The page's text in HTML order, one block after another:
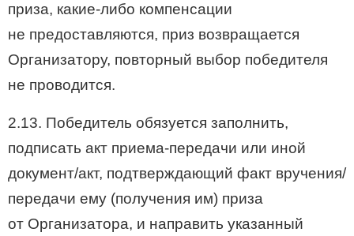
приза, какие-либо компенсации
не предоставляются, приз возвращается
Организатору, повторный выбор победителя
не проводится.
2.13. Победитель обязуется заполнить,
подписать акт приема-передачи или иной
документ/акт, подтверждающий факт вручения/
передачи ему (получения им) приза
от Организатора, и направить указанный